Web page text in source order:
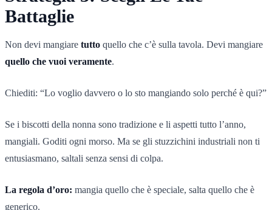
Battaglie
Non devi mangiare tutto quello che c’è sulla tavola. Devi mangiare
quello che vuoi veramente.
Chiediti: “Lo voglio davvero o lo sto mangiando solo perché è qui?”
Se i biscotti della nonna sono tradizione e li aspetti tutto l’anno,
mangiali. Goditi ogni morso. Ma se gli stuzzichini industriali non ti
entusiasmano, saltali senza sensi di colpa.
La regola d’oro: mangia quello che è speciale, salta quello che è
generico.